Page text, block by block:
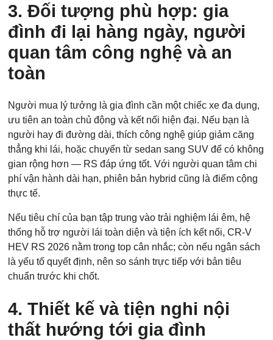
3. Đối tượng phù hợp: gia
đình đi lại hàng ngày, người
quan tâm công nghệ và an
toàn
Người mua lý tưởng là gia đình cần một chiếc xe đa dụng,
ưu tiên an toàn chủ động và kết nối hiện đại. Nếu bạn là
người hay đi đường dài, thích công nghệ giúp giảm căng
thẳng khi lái, hoặc chuyển từ sedan sang SUV để có không
gian rộng hơn — RS đáp ứng tốt. Với người quan tâm chi
phí vận hành dài hạn, phiên bản hybrid cũng là điểm cộng
thực tế.
Nếu tiêu chí của bạn tập trung vào trải nghiệm lái êm, hệ
thống hỗ trợ người lái toàn diện và tiện ích kết nối, CR-V
HEV RS 2026 nằm trong top cân nhắc; còn nếu ngân sách
là yếu tố quyết định, nên so sánh trực tiếp với bản tiêu
chuẩn trước khi chốt.
4. Thiết kế và tiện nghi nội
thất hướng tới gia đình